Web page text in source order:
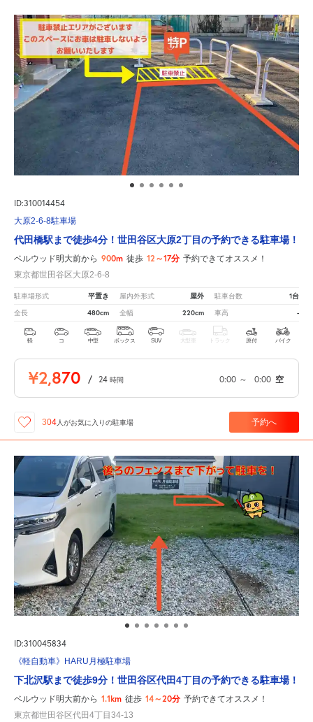
ID:310014454
大原2-6-8駐車場
代田橋駅まで徒歩4分！世田谷区大原2丁目の予約できる駐車場！
ベルウッド明大前から 900m 徒歩 12～17分 予約できてオススメ！
東京都世田谷区大原2-6-8
駐車場形式 平置き 屋内外形式 屋外 駐車台数 1台
全長 480cm 全幅 220cm 車高 -
軽 コ 中型 ボックス SUV 大型車 トラック 原付 バイク
¥2,870 / 24 時間 0:00 ～ 0:00 空
304人がお気に入りの駐車場 予約へ
ID:310045834
《軽自動車》HARU月極駐車場
下北沢駅まで徒歩9分！世田谷区代田4丁目の予約できる駐車場！
ベルウッド明大前から 1.1km 徒歩 14～20分 予約できてオススメ！
東京都世田谷区代田4丁目34-13